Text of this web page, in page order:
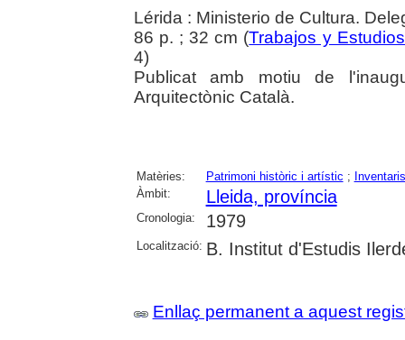
Lérida : Ministerio de Cultura.
86 p. ; 32 cm (Trabajos y
4)
Publicat amb motiu de
Arquitectònic Català.
Matèries: Patrimoni històric i artístic ; Inventaris
Àmbit:
Lleida, província
Cronologia: 1979
Localització: B. Institut d'Estudis
Enllaç permanent a aquest